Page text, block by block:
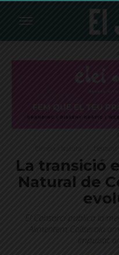
La transició
Natural de
El Consorci publica la
Alimentem Collserola
impulsat